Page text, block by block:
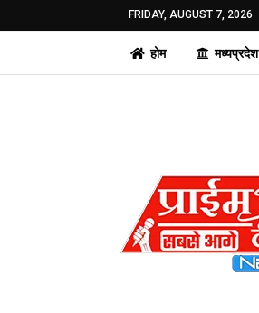
FRIDAY, AUGUST 7, 2026
होम मध्यप्रदेश